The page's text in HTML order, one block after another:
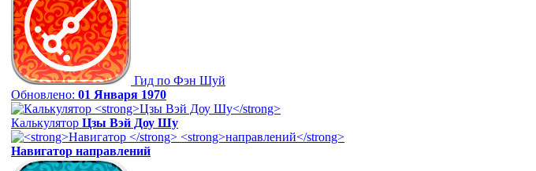
Гид по Фэн Шуй
Обновлено: 01 Января 1970
Калькулятор Цзы Вэй Доу Шу
Навигатор направлений